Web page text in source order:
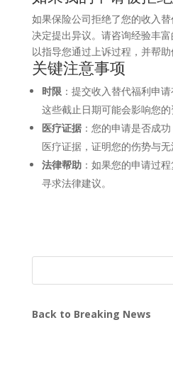
如果保险公司拒绝了您的收入
决定提出异议。请咨询经验丰
以指导您通过上诉过程，并帮助
关键注意事项
时限 ：提交收入替代福利申
这些截止日期可能会影响您的
医疗证据：您的申请是否成
医疗证据，证明您的伤势与无
法律帮助：如果您的申请过
寻求法律建议。
Back to Breaking News